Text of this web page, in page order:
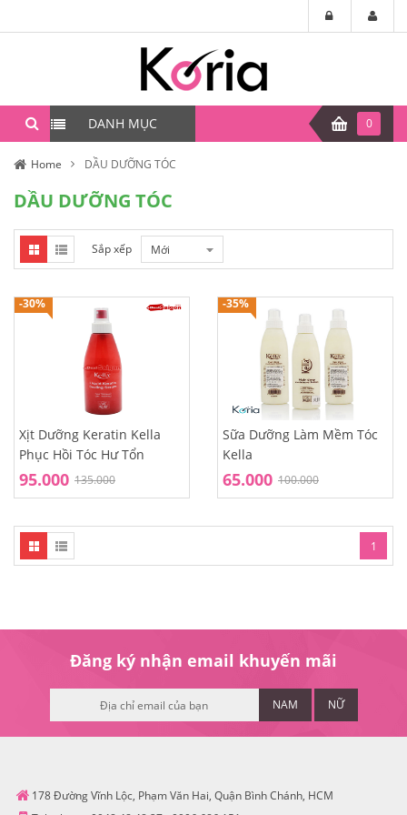
DANH MỤC 0
Home DẦU DƯỠNG TÓC
DẦU DƯỠNG TÓC
Sắp xếp Mới
-30%
Xịt Dưỡng Keratin Kella
Phục Hồi Tóc Hư Tổn
135.000
95.000
-35%
Sữa Dưỡng Làm Mềm Tóc
Kella
100.000
65.000
1
Đăng ký nhận email khuyến mãi
NAM NỮ
178 Đường Vĩnh Lộc, Phạm Văn Hai, Quận Bình Chánh, HCM